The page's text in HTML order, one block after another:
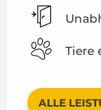
Tiere
ALLE